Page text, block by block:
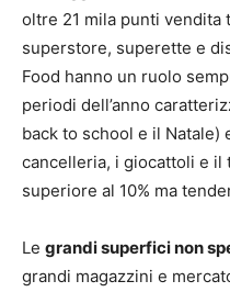
oltre 21 mila punti vendita
superstore, superette e
Food hanno un ruolo
periodi dell’anno
back to school e il Natale)
cancelleria, i giocattoli e il
superiore al 10% ma
Le grandi superfici non
grandi magazzini e